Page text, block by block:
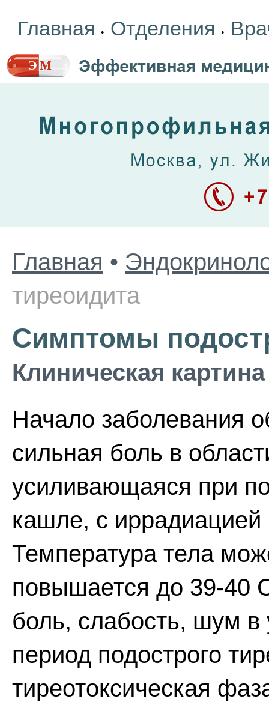
Главная • Отделения •
Главная •
тиреоидита
Симптомы
Клиническая картина
Начало заболевания
сильная боль в
усиливающаяся при
кашле, с
Температура тела
повышается до 39-40
боль, слабость, шум
период подострого
тиреотоксическая